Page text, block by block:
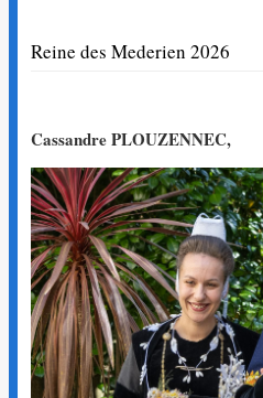
Reine des Mederien 2026
Cassandre PLOUZENNEC,